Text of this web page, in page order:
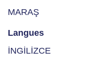
MARAŞ
Langues
İNGİLİZCE